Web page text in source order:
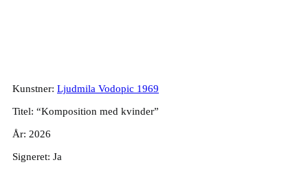
Kunstner: Ljudmila Vodopic 1969
Titel: “Komposition med kvinder”
År: 2026
Signeret: Ja